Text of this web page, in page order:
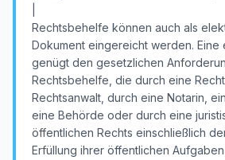
Rechtsbehelfe können auch als
Dokument eingereicht werden. Eine
genügt den gesetzlichen
Rechtsbehelfe, die durch eine
Rechtsanwalt, durch eine Notarin,
eine Behörde oder durch eine
öffentlichen Rechts einschließlich
Erfüllung ihrer öffentlichen